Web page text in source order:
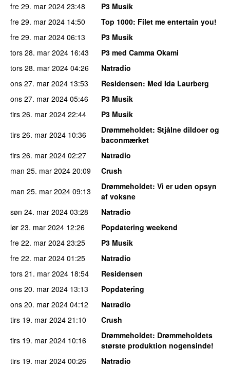
fre 29. mar 2024 23:48
P3 Musik
fre 29. mar 2024 14:50 Top 1000: Filet me entertain you!
fre 29. mar 2024 06:13
P3 Musik
tors 28. mar 2024 16:43
P3 med Camma Okami
tors 28. mar 2024 04:26
Natradio
ons 27. mar 2024 13:53 Residensen: Med Ida Laurberg
ons 27. mar 2024 05:46
P3 Musik
tirs 26. mar 2024 22:44
P3 Musik
tirs 26. mar 2024 10:36 Drømmeholdet: Stjålne dildoer og
baconmærket
tirs 26. mar 2024 02:27
Natradio
man 25. mar 2024 20:09
Crush
man 25. mar 2024 09:13 Drømmeholdet: Vi er uden opsyn
af voksne
søn 24. mar 2024 03:28
Natradio
lør 23. mar 2024 12:26
Popdatering weekend
fre 22. mar 2024 23:25
P3 Musik
fre 22. mar 2024 01:25
Natradio
tors 21. mar 2024 18:54
Residensen
ons 20. mar 2024 13:13
Popdatering
ons 20. mar 2024 04:12
Natradio
tirs 19. mar 2024 21:10
Crush
tirs 19. mar 2024 10:16 Drømmeholdet: Drømmeholdets
største produktion nogensinde!
tirs 19. mar 2024 00:26
Natradio